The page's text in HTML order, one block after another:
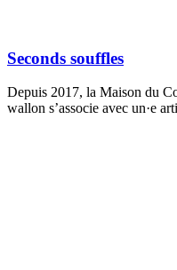
Seconds souffles
Depuis 2017, la Maison du
wallon s’associe avec un·e